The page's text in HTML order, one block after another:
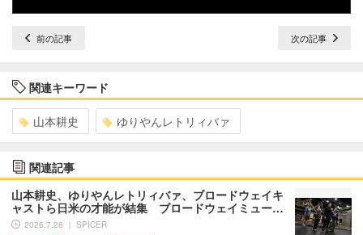
前の記事 次の記事
関連キーワード
山本耕史 ゆりやんレトリィバァ
関連記事
山本耕史、ゆりやんレトリィバァ、ブロードウェイキ
ャストら日米の才能が結集 ブロードウェイミュー…
2026.7.28 ｜ SPICER